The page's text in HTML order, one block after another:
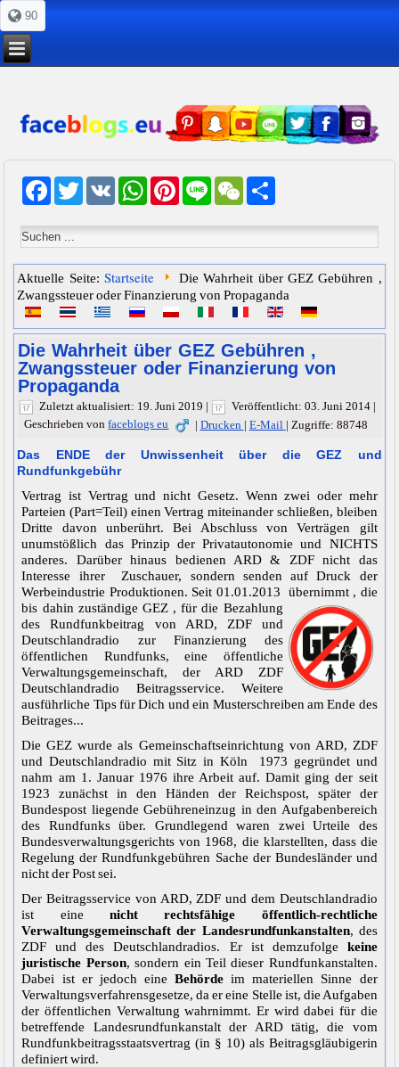
90
FacebookTwitterVK WhatsAppPinterest
Line WeChat
Aktuelle Seite:Startseite
Die Wahrheit über GEZ Gebühren ,
Zwangssteuer oder Finanzierung von Propaganda
Die Wahrheit über GEZ Gebühren ,
Zwangssteuer oder Finanzierung von
Propaganda
Zuletzt aktualisiert: 19. Juni 2019 | Veröffentlicht: 03. Juni 2014 |
Geschrieben vonfaceblogs eu | Drucken | E-Mail | Zugriffe: 88748
Das ENDE der Unwissenheit über die GEZ und
Rundfunkgebühr
Vertrag ist Vertrag und nicht Gesetz. Wenn zwei oder mehr
Parteien (Part=Teil) einen Vertrag miteinander schließen, bleiben
Dritte davon unberührt. Bei Abschluss von Verträgen gilt
unumstößlich das Prinzip der Privatautonomie und NICHTS
anderes. Darüber hinaus bedienen ARD & ZDF nicht das
Interesse ihrer Zuschauer, sondern senden auf Druck der
Werbeindustrie Produktionen. Seit 01.01.2013 übernimmt , die
bis dahin zuständige GEZ , für die Bezahlung
des Rundfunkbeitrag von ARD, ZDF und
Deutschlandradio zur Finanzierung des
öffentlichen Rundfunks, eine öffentliche
Verwaltungsgemeinschaft, der ARD ZDF
Deutschlandradio Beitragsservice. Weitere
ausführliche Tips für Dich und ein Musterschreiben am Ende des
Beitrages...
Die GEZ wurde als Gemeinschaftseinrichtung von ARD, ZDF
und Deutschlandradio mit Sitz in Köln 1973 gegründet und
nahm am 1. Januar 1976 ihre Arbeit auf. Damit ging der seit
1923 zunächst in den Händen der Reichspost, später der
Bundespost liegende Gebühreneinzug in den Aufgabenbereich
des Rundfunks über. Grundlegend waren zwei Urteile des
Bundesverwaltungsgerichts von 1968, die klarstellten, dass die
Regelung der Rundfunkgebühren Sache der Bundesländerund
nicht der Post sei.
Der Beitragsservice von ARD, ZDF und dem Deutschlandradio
ist eine nicht rechtsfähige öffentlich-rechtliche
Verwaltungsgemeinschaft der Landesrundfunkanstalten, des
ZDF und des Deutschlandradios. Er ist demzufolge keine
juristische Person, sondern ein Teil dieser Rundfunkanstalten.
Dabei ist er jedoch eineBehörde im materiellen Sinne der
Verwaltungsverfahrensgesetze, da er eine Stelle ist, die Aufgaben
der öffentlichen Verwaltung wahrnimmt. Er wird dabei für die
betreffende Landesrundfunkanstalt der ARD tätig, die vom
Rundfunkbeitragsstaatsvertrag (in § 10) als Beitragsgläubigerin
definiert wird.